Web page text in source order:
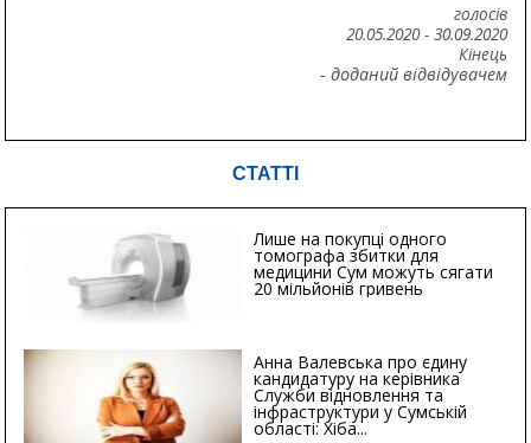
голосів
20.05.2020- 30.09.2020
Кінець
- доданий відвідувачем
СТАТТІ
Лише на покупці одного
томографа збитки для
медицини Сум можуть сягати
20 мільйонів гривень
Анна Валевська про єдину
кандидатуру на керівника
Служби відновлення та
інфраструктури у Сумській
області: Хіба...